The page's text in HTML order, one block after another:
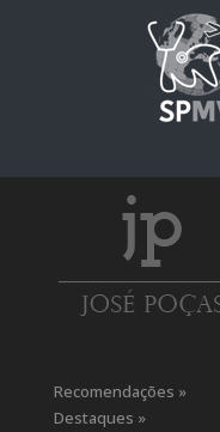
Recomendações »
Destaques »